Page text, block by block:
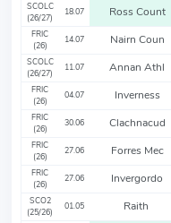
SCOLC
(26/27)
18.07 Ross Count
FRIC
(26)
14.07 Nairn Coun
SCOLC
(26/27)
11.07 Annan Athl
FRIC
(26)
04.07 Inverness
FRIC
(26)
30.06 Clachnacud
FRIC
(26)
27.06 Forres Mec
FRIC
(26)
27.06 Invergordo
SCO2
(25/26)
01.05 Raith